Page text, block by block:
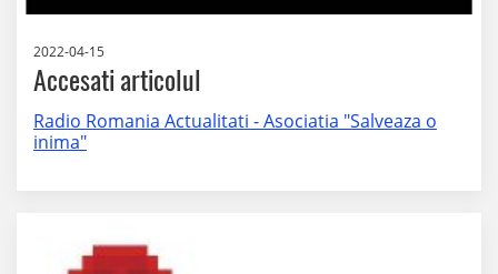
2022-04-15
Accesati articolul
Radio Romania Actualitati - Asociatia "Salveaza o
inima"